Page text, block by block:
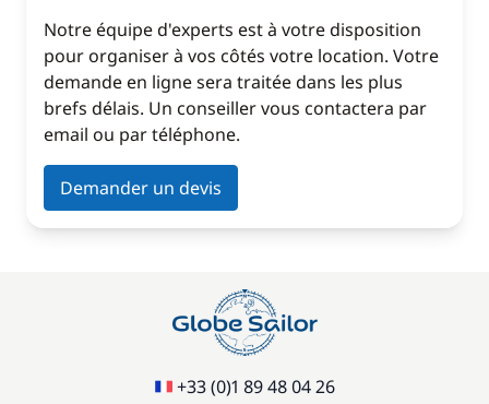
Notre équipe d'experts est à votre disposition
pour organiser à vos côtés votre location. Votre
demande en ligne sera traitée dans les plus
brefs délais. Un conseiller vous contactera par
email ou par téléphone.
Demander un devis
+33 (0)1 89 48 04 26